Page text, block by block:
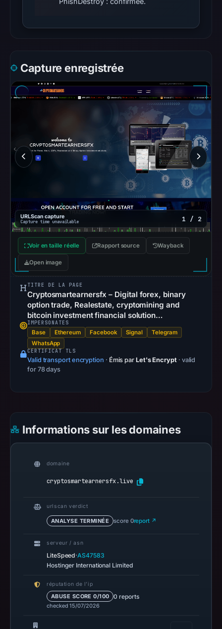
This
not
establish
the
cause.
Other
observations:
Safe
recorded
on
26,
2026
AlienVault
OTX
recorded
0
pulse
at
23:54
DBL
positive
Jul
14,
at
02:34
Capture enregistrée
URLScan capture
Capture time unavailable 1 / 2
Voir en taille réelle Rapport source Wayback
Open image
TITRE DE LA PAGE
Cryptosmartearnersfx – Digital forex, binary
option trade, Realestate, cryptomining and
bitcoin investment financial solution…
IMPERSONATES
Base Ethereum Facebook Signal
Telegram
WhatsApp
CERTIFICAT TLS
Valid transport encryption · Émis par Let's Encrypt · valid
for 78 days
Informations sur les domaines
domaine
cryptosmartearnersfx.live
urlscan verdict
ANALYSE TERMINÉE score 0report ↗
serveur / asn
LiteSpeed·AS47583
Hostinger International Limited
réputation de l’ip
ABUSE SCORE 0/100 0 reports
checked 15/07/2026